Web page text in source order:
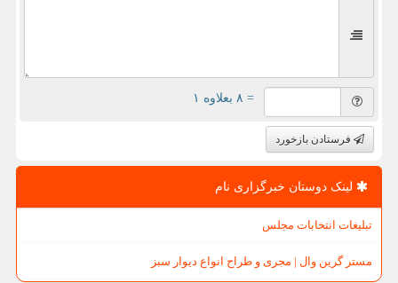
= ۸ بعلاوه ۱
فرستادن بازخورد
لینک دوستان خبرگزاری نام
تبلیغات انتخابات مجلس
مستر گرین وال | مجری و طراح انواع دیوار سبز